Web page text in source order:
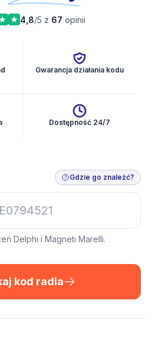
4,8/5 z 67 opinii
Gwarancja działania kodu
Dostępność 24/7
Gdzie go znaleźć?
Delphi i Magneti Marelli.
kod radia